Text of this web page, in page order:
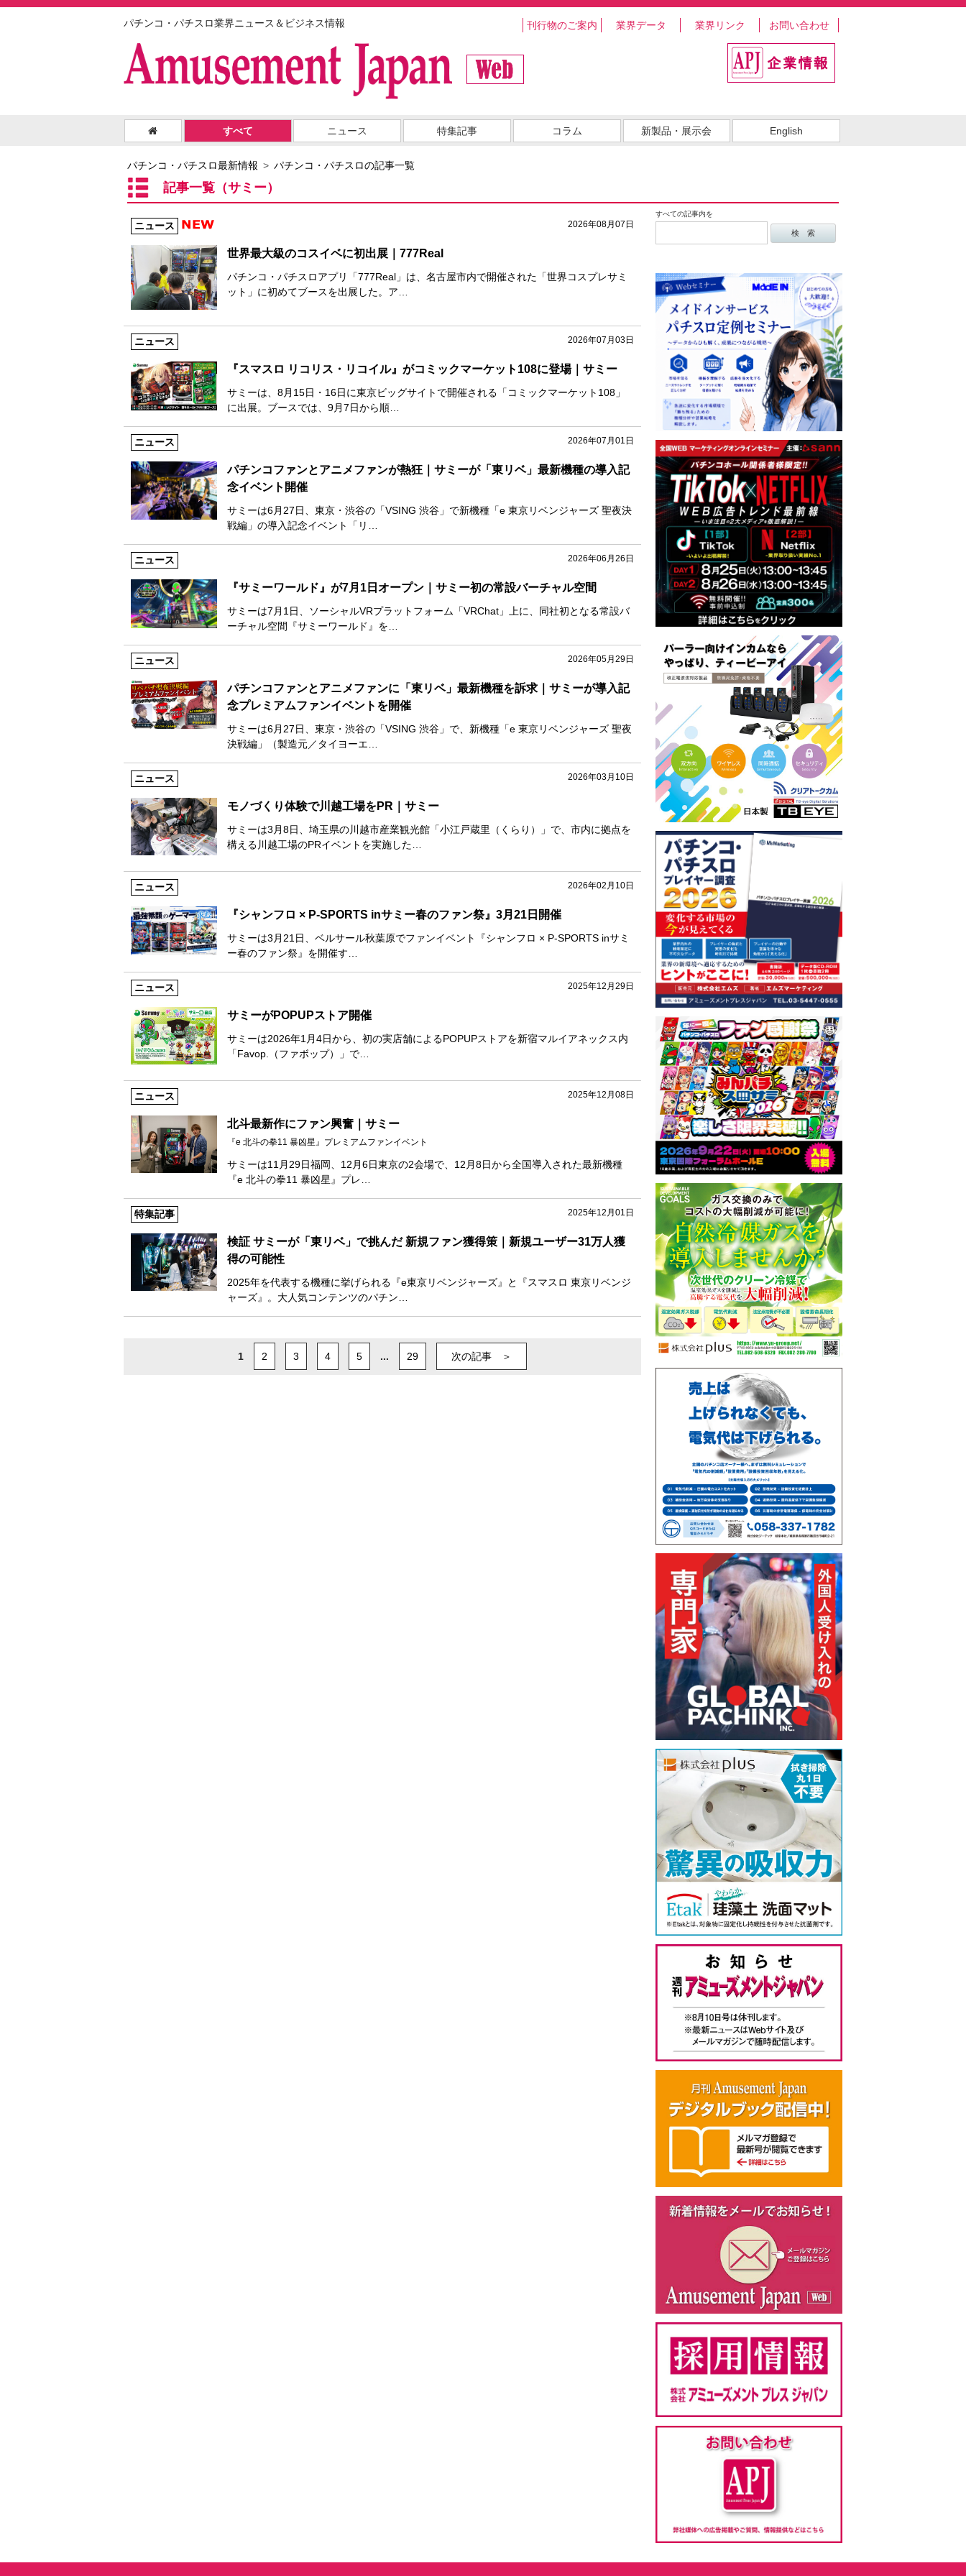
パチンコ・パチスロ業界ニュース＆ビジネス情報 刊行物のご案内 業界データ 業界リンク お問い合わせ
すべて ニュース 特集記事 コラム 新製品・展示会 English
パチンコ・パチスロ最新情報 パチンコ・パチスロの記事一覧
記事一覧（サミー）
すべての記事内を
2026年08月07日
ニュース
世界最大級のコスイベに初出展｜777Real
パチンコ・パチスロアプリ「777Real」は、名古屋市内で開催された「世界コスプレサミ
ット」に初めてブースを出展した。ア…
2026年07月03日
ニュース
『スマスロ リコリス・リコイル』がコミックマーケット108に登場｜サミー
サミーは、8月15日・16日に東京ビッグサイトで開催される「コミックマーケット108」
に出展。ブースでは、9月7日から順…
2026年07月01日
ニュース
パチンコファンとアニメファンが熱狂｜サミーが「東リベ」最新機種の導入記
念イベント開催
サミーは6月27日、東京・渋谷の「VSING 渋谷」で新機種「e 東京リベンジャーズ 聖夜決
戦編」の導入記念イベント「リ…
2026年06月26日
ニュース
『サミーワールド』が7月1日オープン｜サミー初の常設バーチャル空間
サミーは7月1日、ソーシャルVRプラットフォーム「VRChat」上に、同社初となる常設バ
ーチャル空間『サミーワールド』を…
2026年05月29日
ニュース
パチンコファンとアニメファンに「東リベ」最新機種を訴求｜サミーが導入記
念プレミアムファンイベントを開催
サミーは6月27日、東京・渋谷の「VSING 渋谷」で、新機種「e 東京リベンジャーズ 聖夜
決戦編」（製造元／タイヨーエ…
2026年03月10日
ニュース
モノづくり体験で川越工場をPR｜サミー
サミーは3月8日、埼玉県の川越市産業観光館「小江戸蔵里（くらり）」で、市内に拠点を
構える川越工場のPRイベントを実施した…
2026年02月10日
ニュース
『シャンフロ × P-SPORTS inサミー春のファン祭』3月21日開催
サミーは3月21日、ベルサール秋葉原でファンイベント『シャンフロ × P-SPORTS inサミ
ー春のファン祭』を開催す…
2025年12月29日
ニュース
サミーがPOPUPストア開催
サミーは2026年1月4日から、初の実店舗によるPOPUPストアを新宿マルイアネックス内
「Favop.（ファボップ）」で…
2025年12月08日
ニュース
北斗最新作にファン興奮｜サミー
『e 北斗の拳11 暴凶星』プレミアムファンイベント
サミーは11月29日福岡、12月6日東京の2会場で、12月8日から全国導入された最新機種
『e 北斗の拳11 暴凶星』プレ…
2025年12月01日
特集記事
検証 サミーが「東リベ」で挑んだ 新規ファン獲得策｜新規ユーザー31万人獲
得の可能性
2025年を代表する機種に挙げられる『e東京リベンジャーズ』と『スマスロ 東京リベンジ
ャーズ』。大人気コンテンツのパチン…
1 2 3 4 5 ... 29 次の記事 ＞